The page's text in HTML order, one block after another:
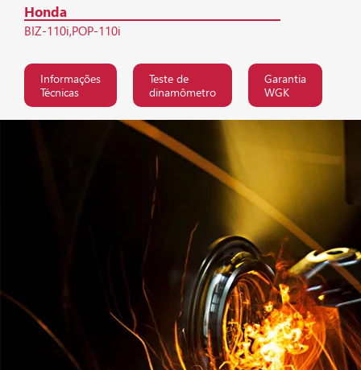
Honda
BIZ-110i POP-110i
Informações
Técnicas
Teste de
dinamômetro
Garantia
WGK